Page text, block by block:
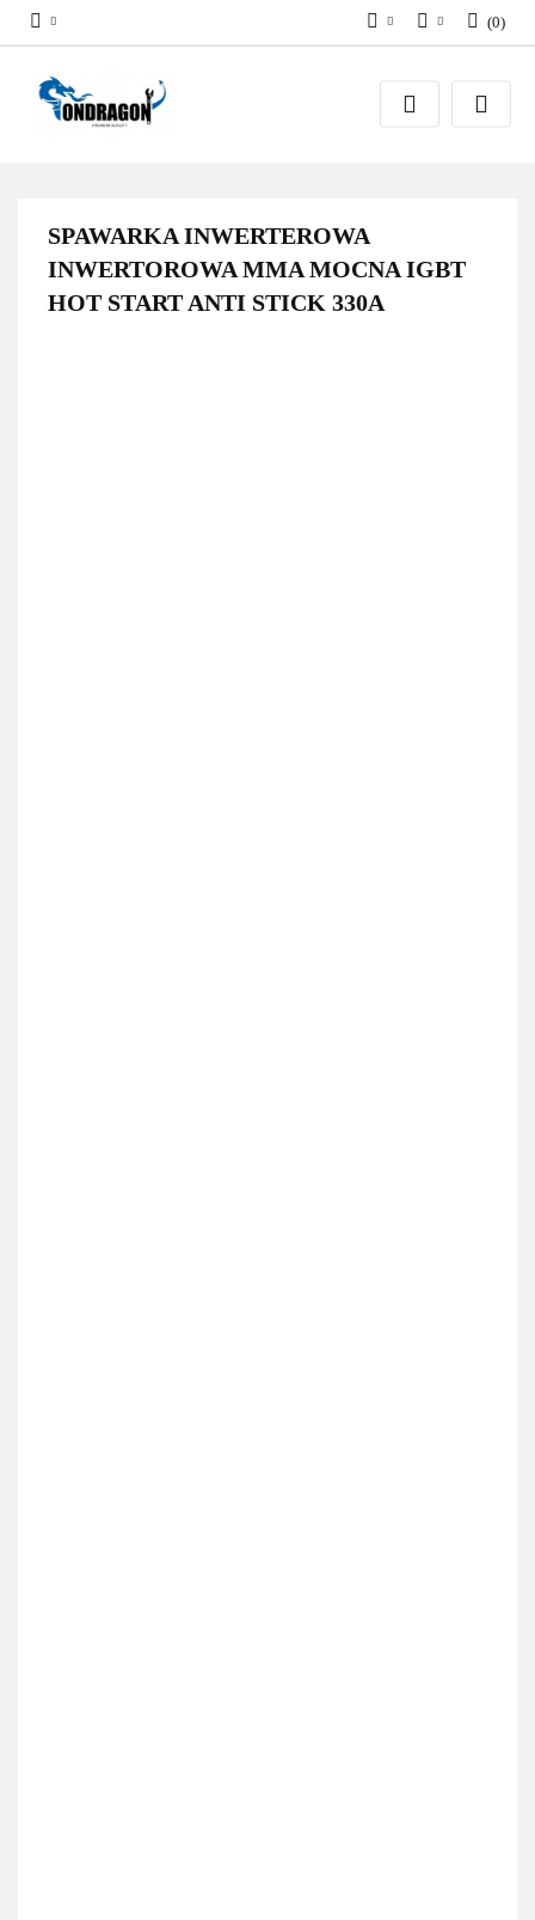
PLNZaloguj się
Załóż konto
(0)
SPAWARKA INWERTEROWA
INWERTOROWA MMA MOCNA IGBT
HOT START ANTI STICK 330A